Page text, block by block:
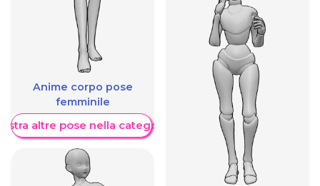
Anime corpo pose
femminile
altre pose nella categoria